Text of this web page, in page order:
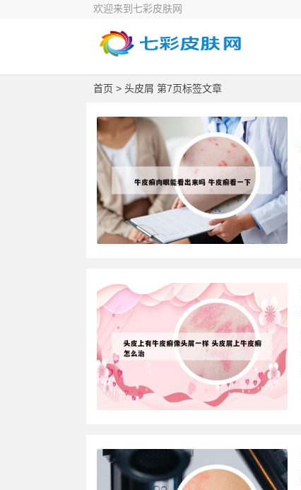
欢迎来到七彩皮肤网
首页 > 头皮屑 第7页标签文章